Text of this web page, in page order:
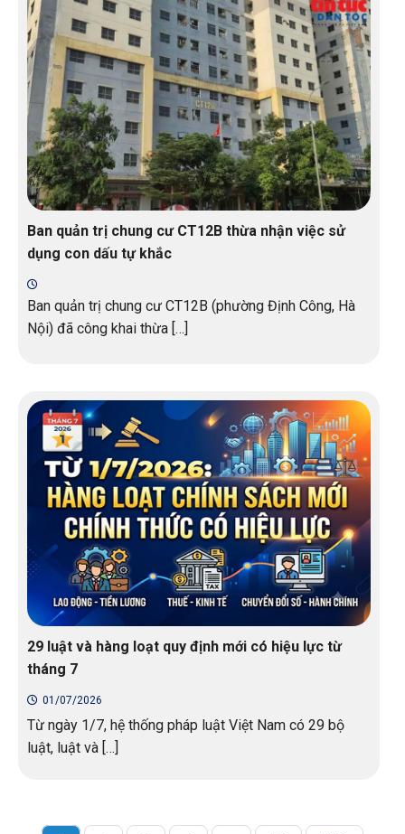
Ban quản trị chung cư CT12B thừa nhận việc sử
dụng con dấu tự khắc
Ban quản trị chung cư CT12B (phường Định Công, Hà
Nội) đã công khai thừa […]
29 luật và hàng loạt quy định mới có hiệu lực từ
tháng 7
01/07/2026
Từ ngày 1/7, hệ thống pháp luật Việt Nam có 29 bộ
luật, luật và […]